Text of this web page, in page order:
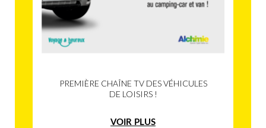
PREMIÈRE CHAÎNE TV DES VÉHICULES
DE LOISIRS !
VOIR PLUS